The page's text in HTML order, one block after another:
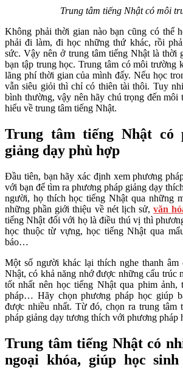
Trung tâm tiếng Nhật có môi
Không phải thời gian nào bạn cũng có thể
phải đi làm, đi học những thứ khác, rồi
sức. Vậy nên ở trung tâm tiếng Nhật là thời
bạn tập trung học. Trung tâm có môi trường
lãng phí thời gian của mình đấy. Nếu học
vẫn siêu giỏi thì chỉ có thiên tài thôi. Tuy
bình thường, vậy nên hãy chú trọng đến môi
hiểu về trung tâm tiếng Nhật.
Trung tâm tiếng Nhật có
giảng dạy phù hợp
Đầu tiên, bạn hãy xác định xem phương
với bạn để tìm ra phương pháp giảng dạy
người, họ thích học tiếng Nhật qua những
những phần giới thiệu về nét lịch sử,văn
tiếng Nhật đối với họ là điều thú vị thì
học thuộc từ vựng, học tiếng Nhật qua
báo…
Một số người khác lại thích nghe thanh
Nhật, có khả năng nhớ được những cấu trúc
tốt nhất nên học tiếng Nhật qua phim
pháp… Hãy chọn phương pháp học giúp
được nhiều nhất. Từ đó, chọn ra trung tâm
pháp giảng dạy tương thích với phương pháp
Trung tâm tiếng Nhật có
ngoại khóa, giúp học